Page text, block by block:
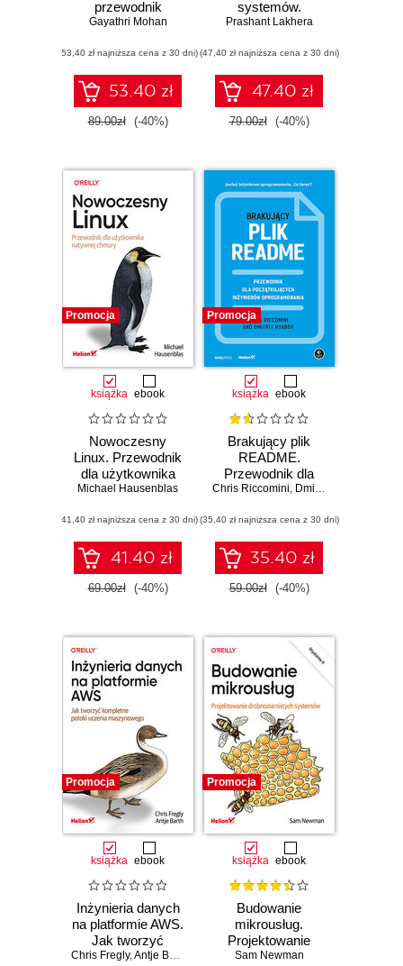
przewodnik
dostarczania
wysokiej jakości
Gayathri Mohan
(53,40 zł najniższa cena z 30 dni)
53.40 zł
89.00zł (-40%)
systemów.
Tworzenie i
niezawodnych
aplikacji
chmurowych
Prashant Lakhera
(47,40 zł najniższa cena z 30 dni)
47.40 zł
79.00zł (-40%)
Promocja
książka ebook
Nowoczesny
Linux. Przewodnik
dla użytkownika
natywnej chmury
Michael Hausenblas
(41,40 zł najniższa cena z 30 dni)
41.40 zł
69.00zł (-40%)
Promocja
książka ebook
Brakujący plik
README.
Przewodnik dla
początkujących
oprogramowania
Chris Riccomini, Dmitriy Ryaboy
(35,40 zł najniższa cena z 30 dni)
35.40 zł
59.00zł (-40%)
Promocja
książka ebook
Inżynieria danych
na platformie AWS.
Jak tworzyć
kompletne potoki
Chris Fregly,Antje Barth
Promocja
książka ebook
Budowanie
mikrousług.
Projektowanie
drobnoziarnistych
Sam Newman